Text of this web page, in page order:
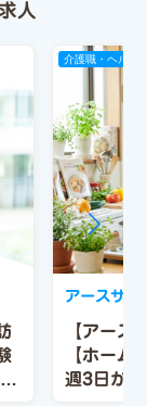
人
介護職・ヘルパ
【アース
【ホーム
週3日か
アースサポ